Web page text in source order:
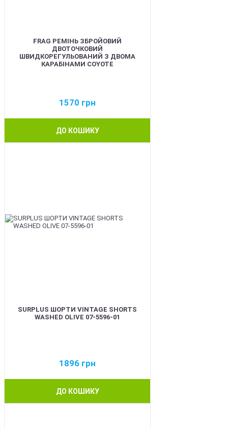
FRAG РЕМІНЬ ЗБРОЙОВИЙ
ДВОТОЧКОВИЙ
ШВИДКОРЕГУЛЬОВАНИЙ З ДВОМА
КАРАБІНАМИ COYOTE
1570 грн
ДО КОШИКУ
SURPLUS ШОРТИ VINTAGE SHORTS
WASHED OLIVE 07-5596-01
1896 грн
ДО КОШИКУ